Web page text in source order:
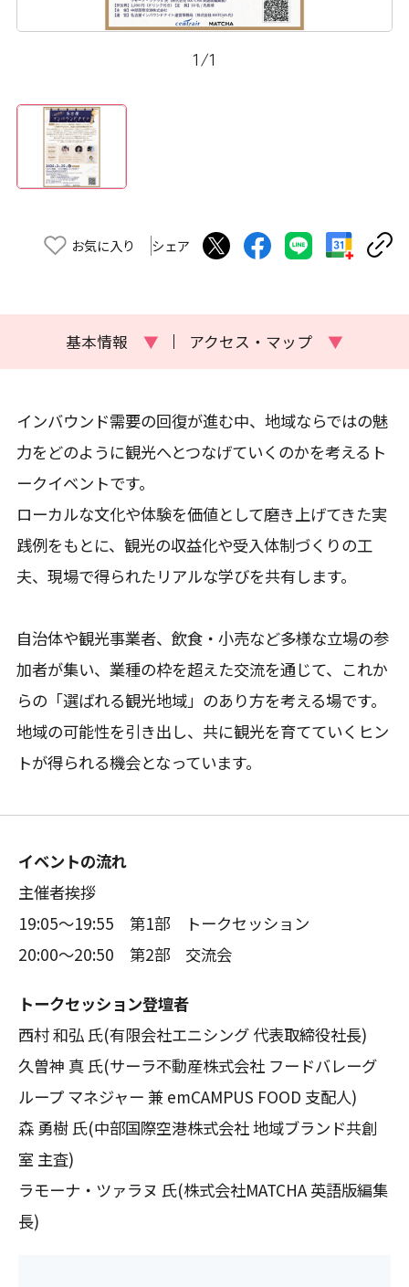
1/1
お気に入り シェア
基本情報 ▼ アクセス・マップ ▼
インバウンド需要の回復が進む中、地域ならではの魅
力をどのように観光へとつなげていくのかを考えるト
ークイベントです。
ローカルな文化や体験を価値として磨き上げてきた実
践例をもとに、観光の収益化や受入体制づくりの工
夫、現場で得られたリアルな学びを共有します。
自治体や観光事業者、飲食・小売など多様な立場の参
加者が集い、業種の枠を超えた交流を通じて、これか
らの「選ばれる観光地域」のあり方を考える場です。
地域の可能性を引き出し、共に観光を育てていくヒン
トが得られる機会となっています。
イベントの流れ
主催者挨拶
19:05～19:55 第1部 トークセッション
20:00～20:50 第2部 交流会
トークセッション登壇者
西村 和弘 氏(有限会社エニシング 代表取締役社長)
久曽神 真 氏(サーラ不動産株式会社 フードバレーグ
ループ マネジャー 兼 emCAMPUS FOOD 支配人)
森 勇樹 氏(中部国際空港株式会社 地域ブランド共創
室 主査)
ラモーナ・ツァラヌ 氏(株式会社MATCHA 英語版編集
長)